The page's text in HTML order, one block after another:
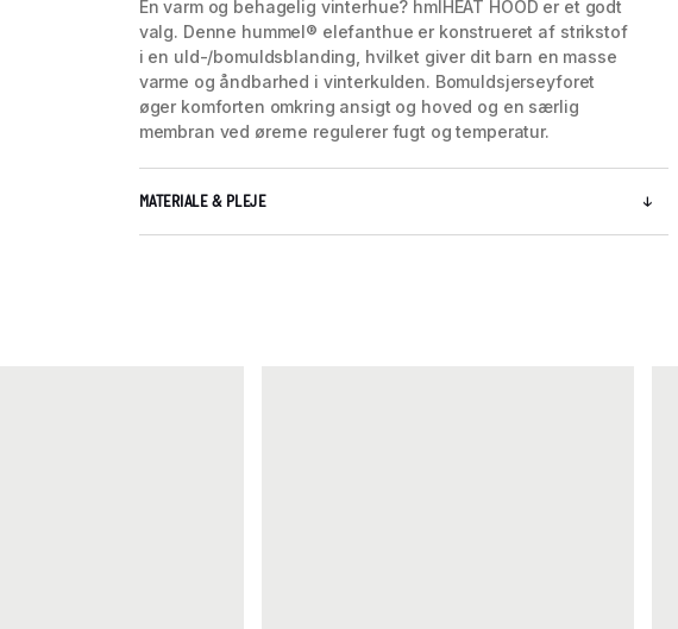
En varm og behagelig vinterhue? hmlHEAT HOOD er et godt
valg. Denne hummel® elefanthue er konstrueret af strikstof
i en uld-/bomuldsblanding, hvilket giver dit barn en masse
varme og åndbarhed i vinterkulden. Bomuldsjerseyforet
øger komforten omkring ansigt og hoved og en særlig
membran ved ørerne regulerer fugt og temperatur.
MATERIALE & PLEJE